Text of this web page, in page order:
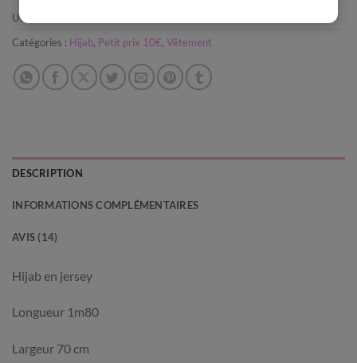
UGS :
Catégories : Hijab, Petit prix 10€, Vêtement
DESCRIPTION
INFORMATIONS COMPLÉMENTAIRES
AVIS (14)
Hijab en jersey
Longueur 1m80
Largeur 70 cm